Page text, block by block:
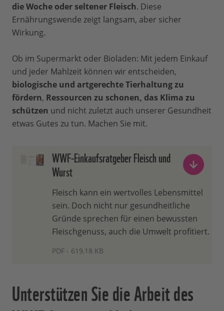
die Woche oder seltener Fleisch. Diese
Ernährungswende zeigt langsam, aber sicher
Wirkung.
Ob im Supermarkt oder Bioladen: Mit jedem Einkauf
und jeder Mahlzeit können wir entscheiden,
biologische und artgerechte Tierhaltung zu
fördern, Ressourcen zu schonen, das Klima zu
schützen und nicht zuletzt auch unserer Gesundheit
etwas Gutes zu tun. Machen Sie mit.
WWF-Einkaufsratgeber Fleisch und
Wurst
Fleisch kann ein wertvolles Lebensmittel
sein. Doch nicht nur gesundheitliche
Gründe sprechen für einen bewussten
Fleischgenuss, auch die Umwelt profitiert.
PDF - 619,18 KB
Unterstützen Sie die Arbeit des